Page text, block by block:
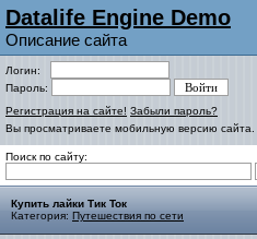
Datalife Engine Demo
Описание сайта
Логин:
Пароль:
Регистрация на сайте! Забыли пароль?
Вы просматриваете мобильную версию сайта.
Поиск по сайту:
Купить лайки Тик Ток
Категория: Путешествия по сети